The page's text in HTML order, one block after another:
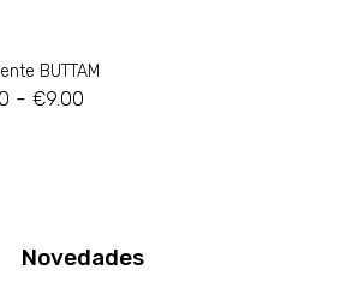
BUTTAM
- €9.00
Novedades